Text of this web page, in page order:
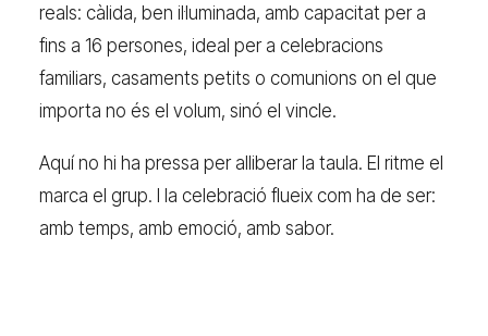
reals: càlida, ben il·luminada, amb capacitat per a
fins a 16 persones, ideal per a celebracions
familiars, casaments petits o comunions on el que
importa no és el volum, sinó el vincle.
Aquí no hi ha pressa per alliberar la taula. El ritme el
marca el grup. I la celebració flueix com ha de ser:
amb temps, amb emoció, amb sabor.